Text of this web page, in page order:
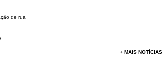
de rua
+ MAIS NOTÍCIAS